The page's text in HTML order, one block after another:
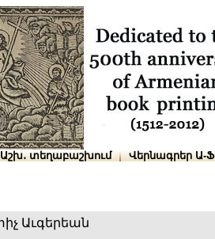
Աշխ․ տեղաբաշխում Վերնագրեր Ա-Ֆ
Աւգերեան